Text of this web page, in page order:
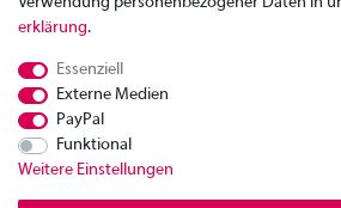
Zahlung
Rücksendung
Datenschutzerklärung
AGB
erklärung.
Essenziell
Externe Medien
PayPal
Funktional
Weitere Einstellungen